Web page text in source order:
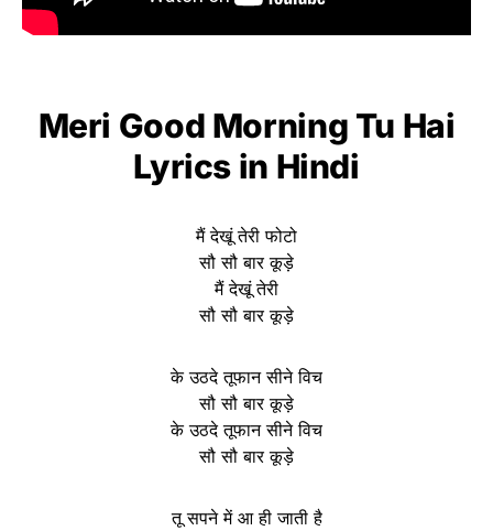
Meri Good Morning Tu Hai
Lyrics in Hindi
मैं देखूं तेरी फोटो
सौ सौ बार कूड़े
मैं देखूं तेरी
सौ सौ बार कूड़े
के उठदे तूफान सीने विच
सौ सौ बार कूड़े
के उठदे तूफान सीने विच
सौ सौ बार कूड़े
तू सपने में आ ही जाती है